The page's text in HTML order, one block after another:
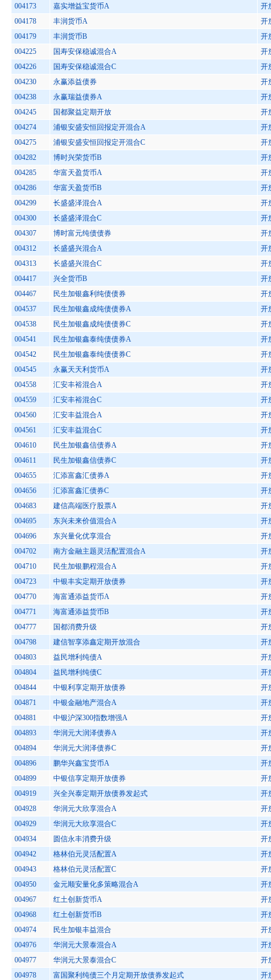
004173
嘉实增益宝货币A
开
004178
丰润货币A
开
004179
丰润货币B
开
004225
国寿安保稳诚混合A
开
004226
国寿安保稳诚混合C
开
004230
永赢添益债券
开
004238
永赢瑞益债券A
开
004245
国都聚益定期开放
开
004274
浦银安盛安恒回报定开混合A
开
004275
浦银安盛安恒回报定开混合C
开
004282
博时兴荣货币B
开
004285
华富天盈货币A
开
004286
华富天盈货币B
开
004299
长盛盛泽混合A
开
004300
长盛盛泽混合C
开
004307
博时富元纯债债券
开
004312
长盛盛兴混合A
开
004313
长盛盛兴混合C
开
004417
兴全货币B
开
004467
民生加银鑫利纯债债券
开
004537
民生加银鑫成纯债债券A
开
004538
民生加银鑫成纯债债券C
开
004541
民生加银鑫泰纯债债券A
开
004542
民生加银鑫泰纯债债券C
开
004545
永赢天天利货币A
开
004558
汇安丰裕混合A
开
004559
汇安丰裕混合C
开
004560
汇安丰益混合A
开
004561
汇安丰益混合C
开
004610
民生加银鑫信债券A
开
004611
民生加银鑫信债券C
开
004655
汇添富鑫汇债券A
开
004656
汇添富鑫汇债券C
开
004683
建信高端医疗股票A
开
004695
东兴未来价值混合A
开
004696
东兴量化优享混合
开
004702
南方金融主题灵活配置混合A
开
004710
民生加银鹏程混合A
开
004723
中银丰实定期开放债券
开
004770
海富通添益货币A
开
004771
海富通添益货币B
开
004777
国都消费升级
开
004798
建信智享添鑫定期开放混合
开
004803
益民增利纯债A
开
004804
益民增利纯债C
开
004844
中银利享定期开放债券
开
004871
中银金融地产混合A
开
004881
中银沪深300指数增强A
开
004893
华润元大润泽债券A
开
004894
华润元大润泽债券C
开
004896
鹏华兴鑫宝货币A
开
004899
中银信享定期开放债券
开
004919
兴全兴泰定期开放债券发起式
开
004928
华润元大欣享混合A
开
004929
华润元大欣享混合C
开
004934
圆信永丰消费升级
开
004942
格林伯元灵活配置A
开
004943
格林伯元灵活配置C
开
004950
金元顺安量化多策略混合A
开
004967
红土创新货币A
开
004968
红土创新货币B
开
004974
民生加银丰益混合
开
004976
华润元大景泰混合A
开
004977
华润元大景泰混合C
开
004978
富国聚利纯债三个月定期开放债券发起式 开